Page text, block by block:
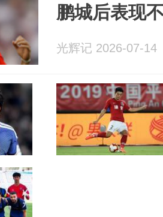
鹏城后表现
光辉记 2026-07-14